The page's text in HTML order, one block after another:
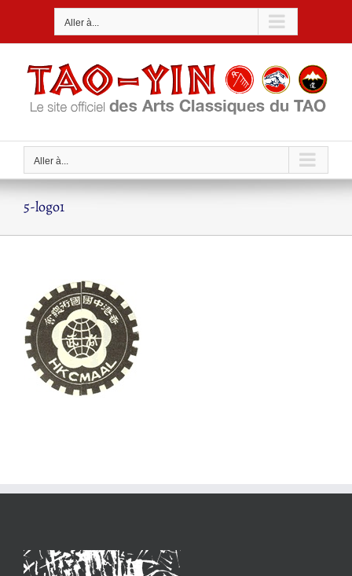
Aller à...
Aller à...
5-logo1